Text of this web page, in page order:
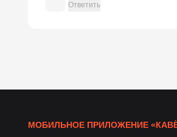
Ответить
МОБИЛЬНОЕ ПРИЛОЖЕНИЕ